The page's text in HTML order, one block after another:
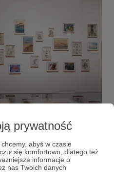
prywatność
abyś w czasie
się komfortowo, dlatego też
informacje o
nas Twoich danych
Atman znaczy
wystawy
kkf urszulabroll